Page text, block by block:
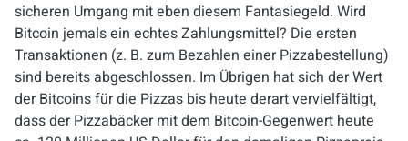
sicheren Umgang mit eben diesem Fantasiegeld. Wird
Bitcoin jemals ein echtes Zahlungsmittel? Die ersten
Transaktionen (z. B. zum Bezahlen einer Pizzabestellung)
sind bereits abgeschlossen. Im Übrigen hat sich der Wert
der Bitcoins für die Pizzas bis heute derart vervielfältigt,
dass der Pizzabäcker mit dem Bitcoin-Gegenwert heute